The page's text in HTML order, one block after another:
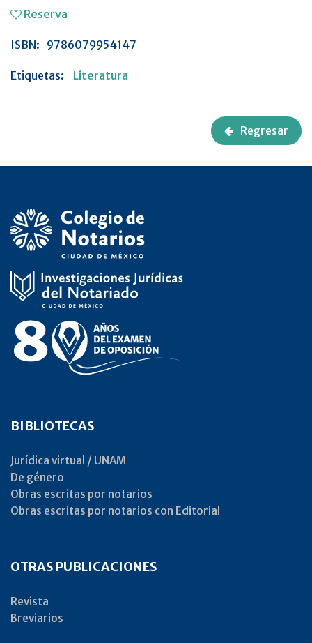
Reserva
ISBN: 9786079954147
Etiquetas: Literatura
Regresar
BIBLIOTECAS
Jurídica virtual / UNAM
De género
Obras escritas por notarios
Obras escritas por notarios con Editorial
OTRAS PUBLICACIONES
Revista
Breviarios